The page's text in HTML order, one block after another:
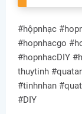
#hộpnhạc
#hopnhacgo
#hopnhacDIY
thuytinh
#tinhnhan
#DIY